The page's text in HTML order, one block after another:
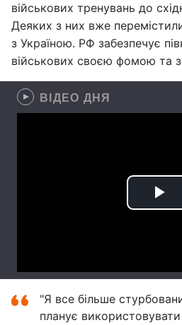
військових тренувань до
Деяких з них вже
з Україною. РФ забезпечує
військових своєю фомою та
ВІДЕО ДНЯ
"Я все більше
планує